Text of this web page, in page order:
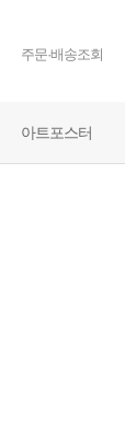
주문·배송조회
아트포스터